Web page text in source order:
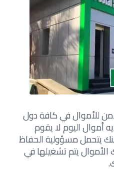
للأموال في كافة دول
أموال اليوم لا يقوم
يتحمل مسؤولية الحفاظ
الأموال يتم تشغيلها في